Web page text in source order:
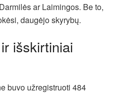
ar Laimingos. Be to,
daugėjo skyrybų.
išskirtiniai
buvo užregistruoti 484